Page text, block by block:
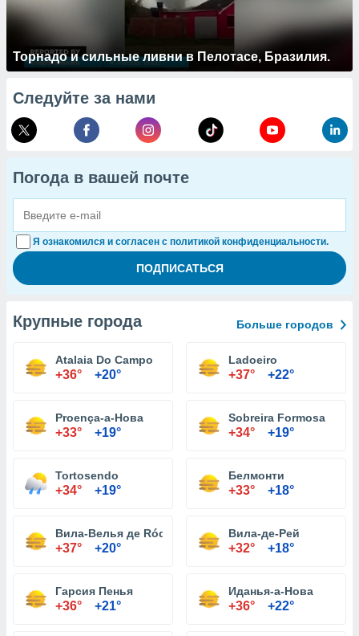
Торнадо и сильные ливни в Пелотасе, Бразилия.
Следуйте за нами
Погода в вашей почте
Я ознакомился и согласен с политикой конфиденциальности.
Крупные города Больше городов
Atalaia Do Campo
+36° +20°
Ladoeiro
+37° +22°
Proença-а-Нова
+33° +19°
Sobreira Formosa
+34° +19°
Tortosendo
+34° +19°
Белмонти
+33° +18°
Вила-Велья де Ródão
+37° +20°
Вила-де-Рей
+32° +18°
Гарсия Пенья
+36° +21°
Иданья-а-Нова
+36° +22°